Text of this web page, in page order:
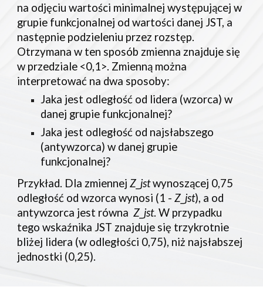
na odjęciu wartości minimalnej występującej w
grupie funkcjonalnej od wartości danej JST, a
następnie podzieleniu przez rozstęp.
Otrzymana w ten sposób zmienna znajduje się
w przedziale <0,1>. Zmienną można
interpretować na dwa sposoby:
Jaka jest odległość od lidera (wzorca) w
danej grupie funkcjonalnej?
Jaka jest odległość od najsłabszego
(antywzorca) w danej grupie
funkcjonalnej?
Przykład. Dla zmiennejZ_jstwynoszącej 0,75
odległość od wzorca wynosi (1 -Z_jst), a od
antywzorca jest równa Z_jst. W przypadku
tego wskaźnika JST znajduje się trzykrotnie
bliżej lidera (w odległości 0,75), niż najsłabszej
jednostki (0,25).